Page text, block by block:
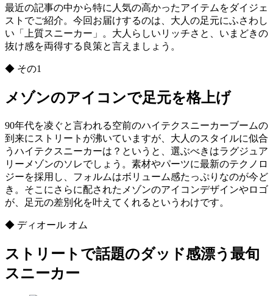
最近の記事の中から特に人気の高かったアイテムをダイジェ
ストでご紹介。今回お届けするのは、大人の足元にふさわし
い「上質スニーカー」。大人らしいリッチさと、いまどきの
抜け感を両得する良策と言えましょう。
◆ その1
メゾンのアイコンで足元を格上げ
90年代を凌ぐと言われる空前のハイテクスニーカーブームの
到来にストリートが沸いていますが、大人のスタイルに似合
うハイテクスニーカーは？というと、選ぶべきはラグジュア
リーメゾンのソレでしょう。素材やパーツに最新のテクノロ
ジーを採用し、フォルムはボリューム感たっぷりなのが今ど
き。そこにさらに配されたメゾンのアイコンデザインやロゴ
が、足元の差別化を叶えてくれるというわけです。
◆ ディオール オム
ストリートで話題のダッド感漂う最旬
スニーカー